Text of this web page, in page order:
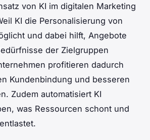
von KI im digitalen Marketing
KI die Personalisierung von
und dabei hilft, Angebote
der Zielgruppen
profitieren dadurch
Kundenbindung und besseren
Zudem automatisiert KI
was Ressourcen schont und